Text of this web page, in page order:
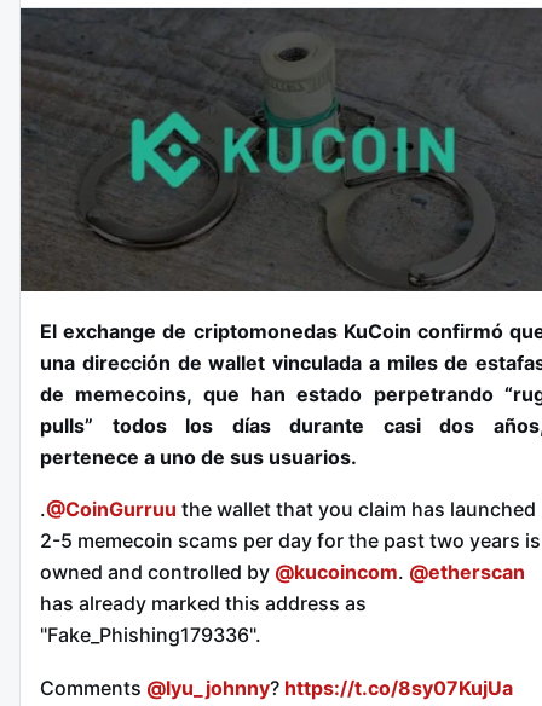
El exchange de criptomonedas KuCoin confirmó
una dirección de wallet vinculada a miles de
de memecoins, que han estado perpetrando
pulls” todos los días durante casi dos
pertenece a uno de sus usuarios.
.@CoinGurruu the wallet that you claim has launched
2-5 memecoin scams per day for the past two years is
owned and controlled by @kucoincom. @etherscan
has already marked this address as
"Fake_Phishing179336".
Comments @lyu_johnny? https://t.co/8sy07KujUa